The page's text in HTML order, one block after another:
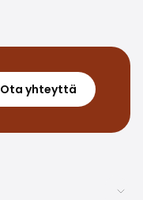
Ota yhteyttä